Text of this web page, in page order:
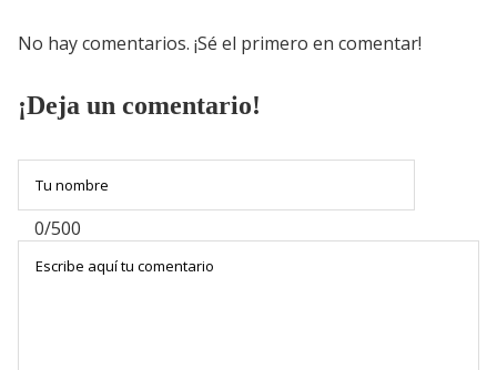
No hay comentarios. ¡Sé el primero en comentar!
¡Deja un comentario!
0/500